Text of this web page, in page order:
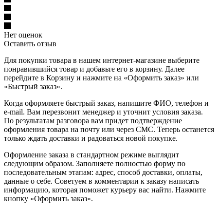
Нет оценок
Оставить отзыв
Для покупки товара в нашем интернет-магазине выберите
понравившийся товар и добавьте его в корзину. Далее
перейдите в Корзину и нажмите на «Оформить заказ» или
«Быстрый заказ».
Когда оформляете быстрый заказ, напишите ФИО, телефон и
e-mail. Вам перезвонит менеджер и уточнит условия заказа.
По результатам разговора вам придет подтверждение
оформления товара на почту или через СМС. Теперь останется
только ждать доставки и радоваться новой покупке.
Оформление заказа в стандартном режиме выглядит
следующим образом. Заполняете полностью форму по
последовательным этапам: адрес, способ доставки, оплаты,
данные о себе. Советуем в комментарии к заказу написать
информацию, которая поможет курьеру вас найти. Нажмите
кнопку «Оформить заказ».